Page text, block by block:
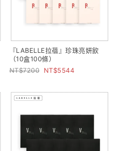
『LABELLE拉蓓』珍珠亮妍飲
（10盒100條）
7200
5544